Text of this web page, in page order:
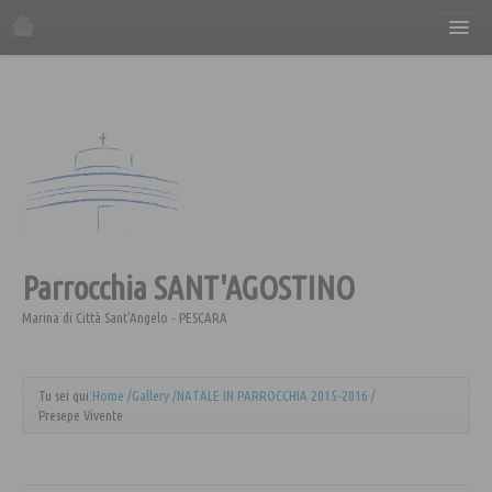
Orario Sante Messe
Gli incontri in parrocchia
Il Consiglio Economico
Il Comitato Festa
I Gruppi Parrocchiali
Coro "Canta e Cammina"
Parrocchia SANT'AGOSTINO
Marina di Città Sant'Angelo - PESCARA
Tu sei qui:Home /Gallery /NATALE IN PARROCCHIA 2015-2016 /
Presepe Vivente